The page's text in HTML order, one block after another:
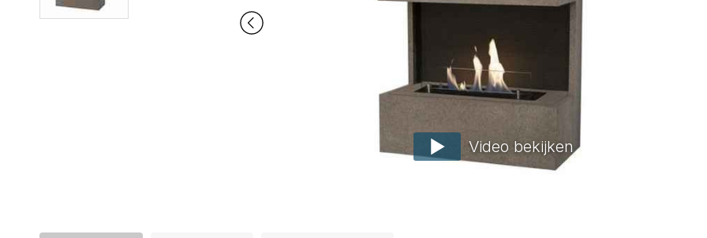
Video bekijken